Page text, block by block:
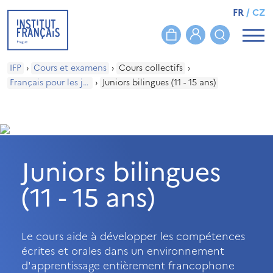
FR/CZ
IFP › Cours et examens › Cours collectifs ›
Français pour les jeunes publics bilingues › Juniors bilingues (11 - 15 ans)
Juniors bilingues
(11 - 15 ans)
Le cours aide à développer les compétences
écrites et orales dans un environnement
d'apprentissage entièrement francophone